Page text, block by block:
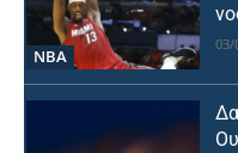
NBA
03/